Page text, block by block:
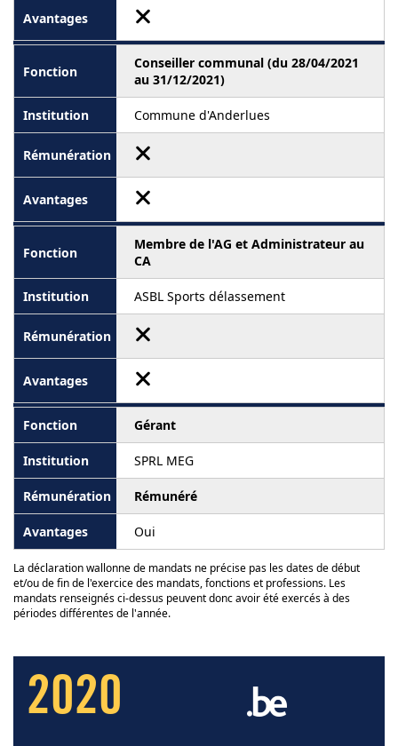
Conseiller communal (du 28/04/2021
au 31/12/2021)
Commune d'Anderlues
Membre de l'AG et Administrateur au
CA
ASBL Sports délassement
Gérant
SPRL MEG
Rémunéré
Oui
La déclaration wallonne de mandats ne précise pas les dates de début
et/ou de fin de l'exercice des mandats, fonctions et professions. Les
mandats renseignés ci-dessus peuvent donc avoir été exercés à des
périodes différentes de l'année.
2020